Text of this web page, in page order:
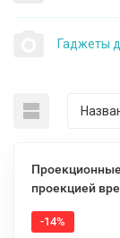
Гаджеты
проекцией
-14%